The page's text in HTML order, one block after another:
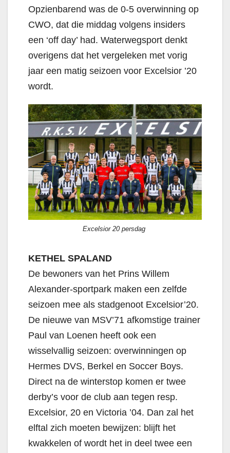
Opzienbarend was de 0-5 overwinning op
CWO, dat die middag volgens insiders
een ‘off day’ had. Waterwegsport denkt
overigens dat het vergeleken met vorig
jaar een matig seizoen voor Excelsior ’20
wordt.
Excelsior 20 persdag
KETHEL SPALAND
De bewoners van het Prins Willem
Alexander-sportpark maken een zelfde
seizoen mee als stadgenoot Excelsior’20.
De nieuwe van MSV’71 afkomstige trainer
Paul van Loenen heeft ook een
wisselvallig seizoen: overwinningen op
Hermes DVS, Berkel en Soccer Boys.
Direct na de winterstop komen er twee
derby’s voor de club aan tegen resp.
Excelsior, 20 en Victoria ’04. Dan zal het
elftal zich moeten bewijzen: blijft het
kwakkelen of wordt het in deel twee een